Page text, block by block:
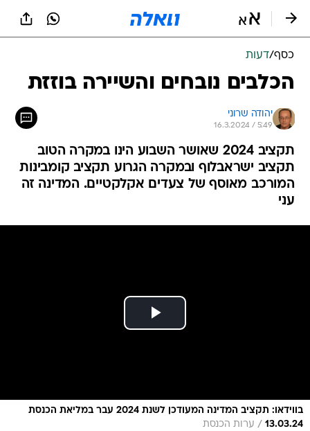
כסף/דעות
הכלבים נובחים והשיירה בוזזת
יהודה שרוני
16.3.2024 / 5:49
תקציב 2024 שאושר השבוע הינו במקרה הטוב
תקציב ישראבלוף ובמקרה הגרוע תקציב קומבינות
המורכב מאוסף של צעדים אקלקטיים. המדינה זה
עני
בווידאו: תקציב המדינה המעודכן לשנת 2024 עבר במליאת הכנסת
13.03.24
/ ערות הכנסת